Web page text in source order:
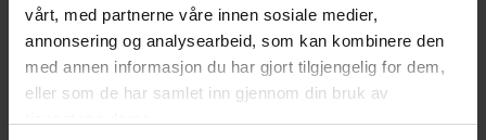
vårt, med partnerne våre innen sosiale medier,
annonsering og analysearbeid, som kan kombinere den
med annen informasjon du har gjort tilgjengelig for dem,
eller som de har samlet inn gjennom din bruk av
Application error: a client-side exception has occurred (see the